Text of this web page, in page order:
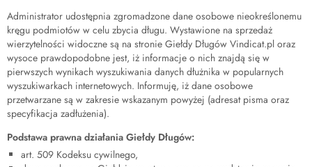
Administrator udostępnia zgromadzone dane osobowe nieokreślonemu
kręgu podmiotów w celu zbycia długu. Wystawione na sprzedaż
wierzytelności widoczne są na stronie Giełdy Długów Vindicat.pl oraz
wysoce prawdopodobne jest, iż informacje o nich znajdą się w
pierwszych wynikach wyszukiwania danych dłużnika w popularnych
wyszukiwarkach internetowych. Informuję, iż dane osobowe
przetwarzane są w zakresie wskazanym powyżej (adresat pisma oraz
specyfikacja zadłużenia).
Podstawa prawna działania Giełdy Długów:
art. 509 Kodeksu cywilnego,